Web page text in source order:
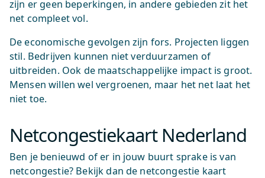
zijn er geen beperkingen, in andere gebieden zit het
net compleet vol.
De economische gevolgen zijn fors. Projecten liggen
stil. Bedrijven kunnen niet verduurzamen of
uitbreiden. Ook de maatschappelijke impact is groot.
Mensen willen wel vergroenen, maar het net laat het
niet toe.
Netcongestiekaart Nederland
Ben je benieuwd of er in jouw buurt sprake is van
netcongestie? Bekijk dan de netcongestie kaart